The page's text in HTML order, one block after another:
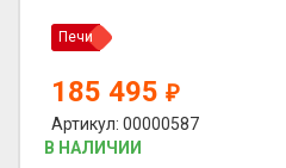
Печи
185 495 ₽
Артикул: 00000587
В НАЛИЧИИ